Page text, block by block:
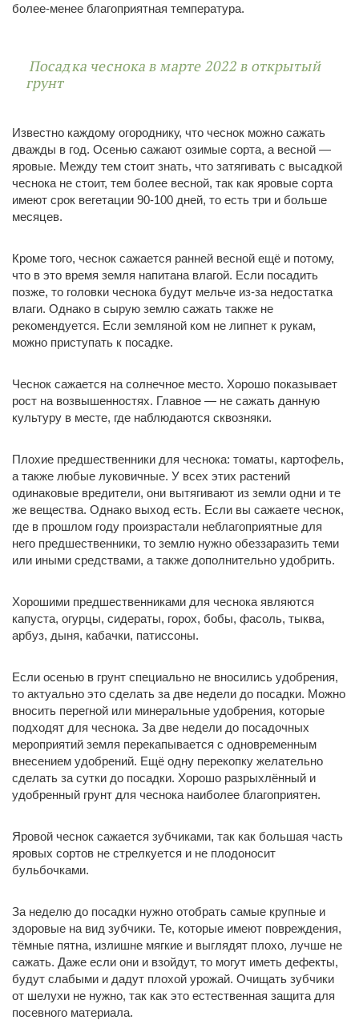
более-менее благоприятная температура.
Посадка чеснока в марте 2022 в открытый
грунт
Известно каждому огороднику, что чеснок можно сажать
дважды в год. Осенью сажают озимые сорта, а весной —
яровые. Между тем стоит знать, что затягивать с высадкой
чеснока не стоит, тем более весной, так как яровые сорта
имеют срок вегетации 90-100 дней, то есть три и больше
месяцев.
Кроме того, чеснок сажается ранней весной ещё и потому,
что в это время земля напитана влагой. Если посадить
позже, то головки чеснока будут мельче из-за недостатка
влаги. Однако в сырую землю сажать также не
рекомендуется. Если земляной ком не липнет к рукам,
можно приступать к посадке.
Чеснок сажается на солнечное место. Хорошо показывает
рост на возвышенностях. Главное — не сажать данную
культуру в месте, где наблюдаются сквозняки.
Плохие предшественники для чеснока: томаты, картофель,
а также любые луковичные. У всех этих растений
одинаковые вредители, они вытягивают из земли одни и те
же вещества. Однако выход есть. Если вы сажаете чеснок,
где в прошлом году произрастали неблагоприятные для
него предшественники, то землю нужно обеззаразить теми
или иными средствами, а также дополнительно удобрить.
Хорошими предшественниками для чеснока являются
капуста, огурцы, сидераты, горох, бобы, фасоль, тыква,
арбуз, дыня, кабачки, патиссоны.
Если осенью в грунт специально не вносились удобрения,
то актуально это сделать за две недели до посадки. Можно
вносить перегной или минеральные удобрения, которые
подходят для чеснока. За две недели до посадочных
мероприятий земля перекапывается с одновременным
внесением удобрений. Ещё одну перекопку желательно
сделать за сутки до посадки. Хорошо разрыхлённый и
удобренный грунт для чеснока наиболее благоприятен.
Яровой чеснок сажается зубчиками, так как большая часть
яровых сортов не стрелкуется и не плодоносит
бульбочками.
За неделю до посадки нужно отобрать самые крупные и
здоровые на вид зубчики. Те, которые имеют повреждения,
тёмные пятна, излишне мягкие и выглядят плохо, лучше не
сажать. Даже если они и взойдут, то могут иметь дефекты,
будут слабыми и дадут плохой урожай. Очищать зубчики
от шелухи не нужно, так как это естественная защита для
посевного материала.